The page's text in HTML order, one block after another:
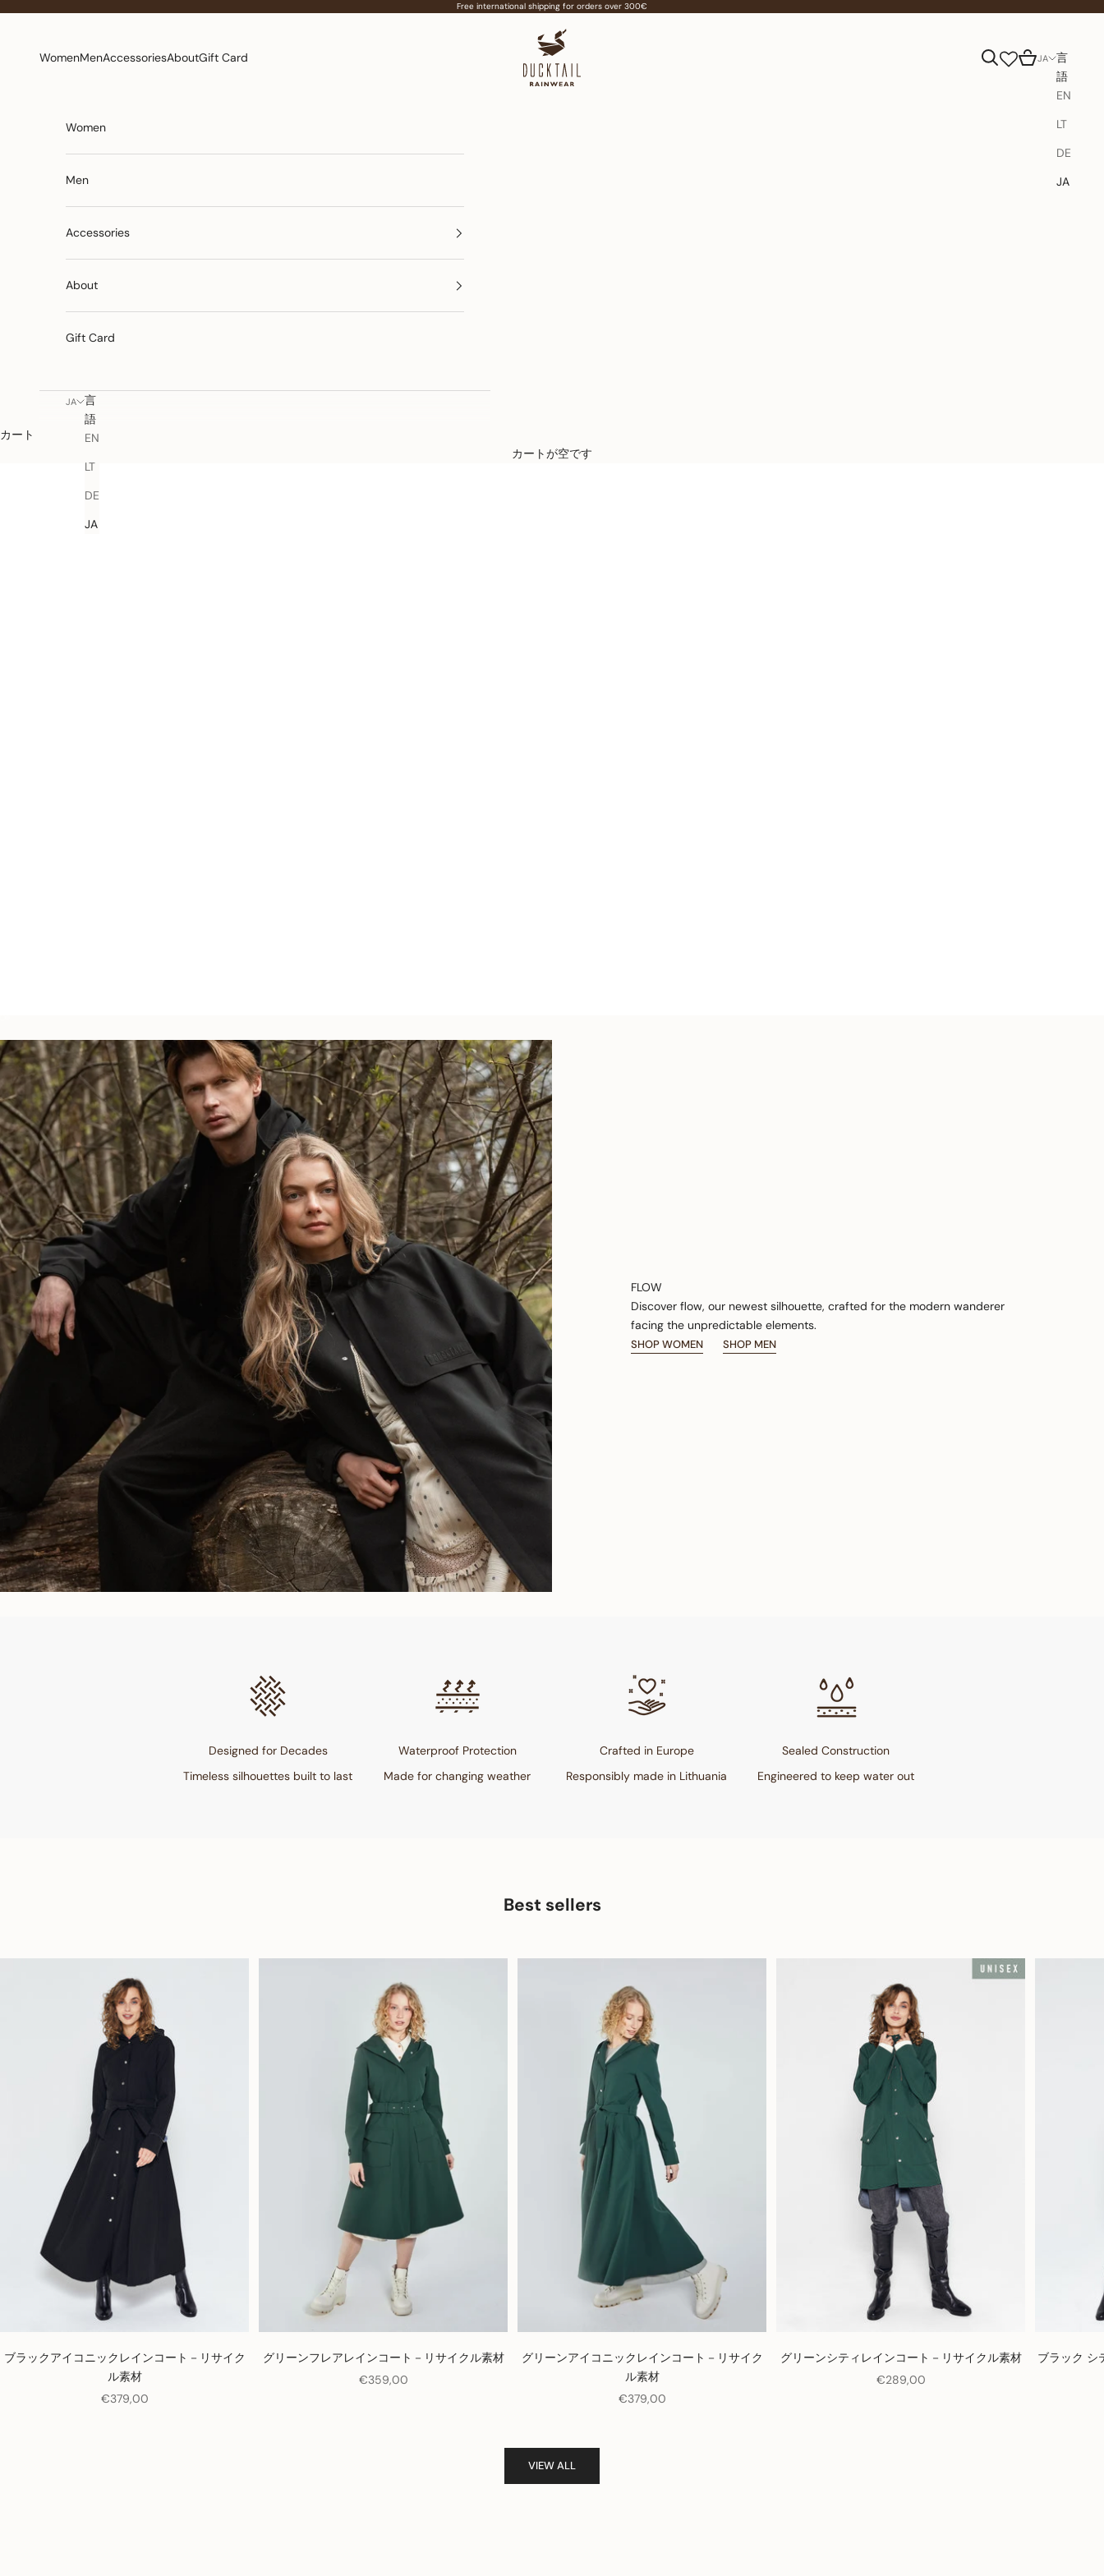
Free international shipping for orders over 300€
Ducktail Rainwear
WomenMenAccessoriesAboutGift Card 検索 カート
JA
言
語
EN
LT
DE
JA
Women
Men
Accessories
About
Gift Card
JA
言
語
EN
LT
DE
JA
カート
カートが空です
Defined by rain, crafted for life.
FLOW
Discover flow, our newest silhouette, crafted for the modern wanderer
facing the unpredictable elements.
SHOP WOMEN SHOP MEN
Designed for Decades
Timeless silhouettes built to last
Waterproof Protection
Made for changing weather
Crafted in Europe
Responsibly made in Lithuania
Sealed Construction
Engineered to keep water out
Best sellers
ブラックアイコニックレインコート－リサイク
ル素材
セール価格
€379,00
グリーンフレアレインコート－リサイクル素材
セール価格
€359,00
グリーンアイコニックレインコート－リサイク
ル素材
セール価格
€379,00
グリーンシティレインコート－リサイクル素材
セール価格
€289,00
ブラック シ
VIEW ALL